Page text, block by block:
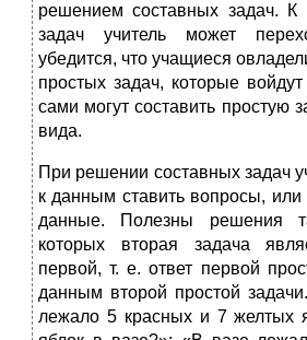
решением составных задач.
задач учитель может
убедится, что учащиеся
про­стых задач, которые
сами могут соста­вить простую
вида.
При решении составных задач
к данным ставить вопросы, или
данные. Полезны решения
которых вторая задача
первой, т. е. ответ первой
данным второй простой
лежало 5 красных и 7 желтых